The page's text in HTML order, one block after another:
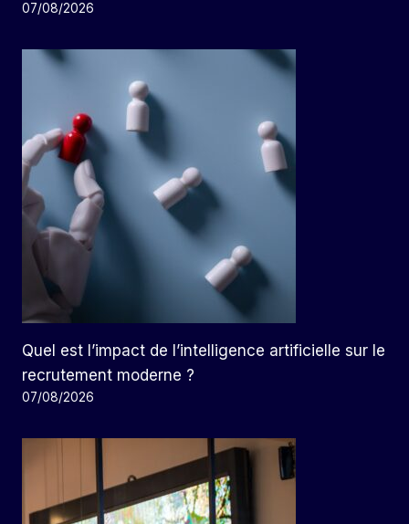
07/08/2026
Quel est l’impact de l’intelligence artificielle sur le
recrutement moderne ?
07/08/2026